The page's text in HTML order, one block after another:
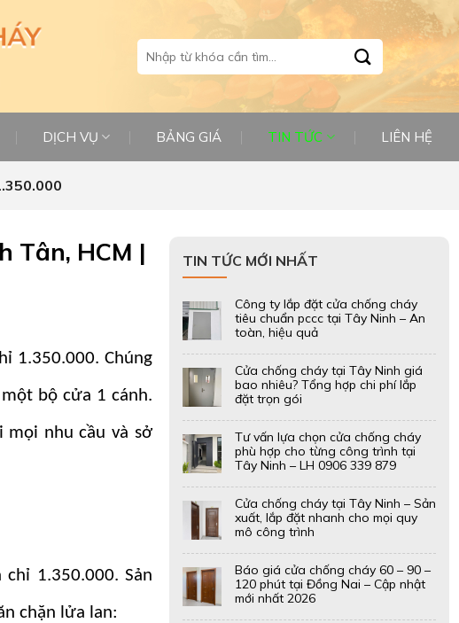
Tìm
kiếm:
DỊCH VỤ BẢNG GIÁ TIN TỨC LIÊN HỆ
Tân, HCM |
1.350.000. Chúng
bộ cửa 1 cánh.
mọi nhu cầu và sở
1.350.000. Sản
chặn lửa lan:
TIN TỨC MỚI NHẤT
Công ty lắp đặt cửa chống cháy
tiêu chuẩn pccc tại Tây Ninh – An
toàn, hiệu quả
Cửa chống cháy tại Tây Ninh giá
bao nhiêu? Tổng hợp chi phí lắp
đặt trọn gói
Tư vấn lựa chọn cửa chống cháy
phù hợp cho từng công trình tại
Tây Ninh – LH 0906 339 879
Cửa chống cháy tại Tây Ninh – Sản
xuất, lắp đặt nhanh cho mọi quy
mô công trình
Báo giá cửa chống cháy 60 – 90 –
120 phút tại Đồng Nai – Cập nhật
mới nhất 2026